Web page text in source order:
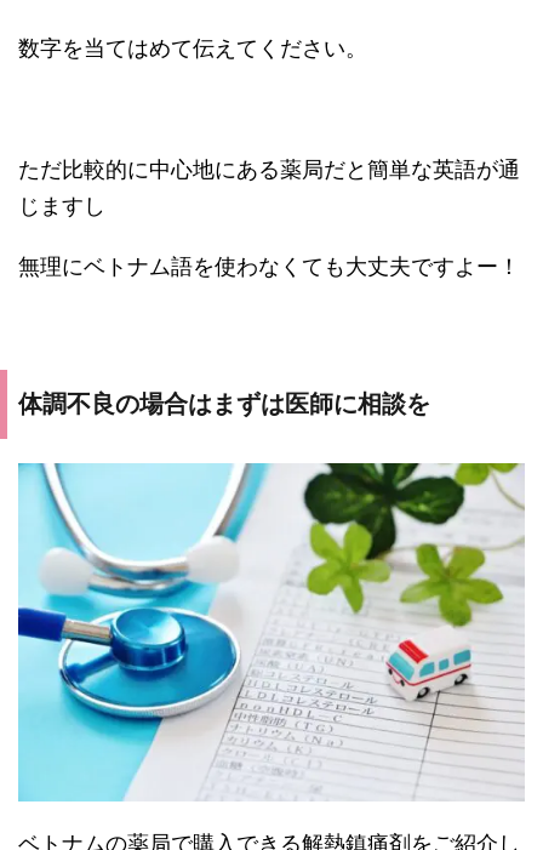
数字を当てはめて伝えてください。
ただ比較的に中心地にある薬局だと簡単な英語が通
じますし
無理にベトナム語を使わなくても大丈夫ですよー！
体調不良の場合はまずは医師に相談を
ベトナムの薬局で購入できる解熱鎮痛剤をご紹介し